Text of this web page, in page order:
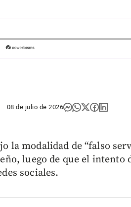
08 de julio de 2026
la modalidad de “falso
luego de que el intento
sociales.